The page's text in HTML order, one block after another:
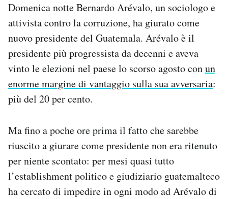
AREA PERSONALE
Area Personale
Newsletter
Notifiche mobile
Regala il Post
Hai bisogno di aiuto?
Domenica notte Bernardo Arévalo, un sociologo e
attivista contro la corruzione, ha giurato come
nuovo presidente del Guatemala. Arévalo è il
presidente più progressista da decenni e aveva
vinto le elezioni nel paese lo scorso agosto conun
enorme margine di vantaggio sulla sua avversaria:
più del 20 per cento.
Ma fino a poche ore prima il fatto che sarebbe
riuscito a giurare come presidente non era ritenuto
per niente scontato: per mesi quasi tutto
l’establishment politico e giudiziario guatemalteco
ha cercato di impedire in ogni modo ad Arévalo di